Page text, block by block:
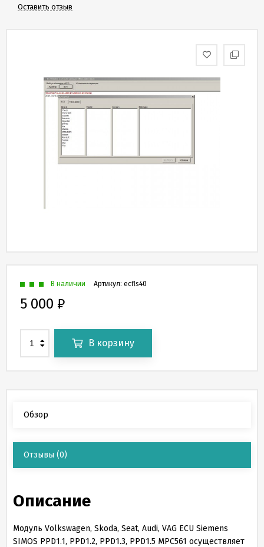
Скидки
конфиденциальности
Пользовательское
Оставить отзыв
Артикул: ecfls40
В наличии
5 000 ₽
В корзину
Обзор
Отзывы (0)
Описание
Модуль Volkswagen, Skoda, Seat, Audi, VAG ECU Siemens
SIMOS PPD1.1, PPD1.2, PPD1.3, PPD1.5 MPC561 осуществляет